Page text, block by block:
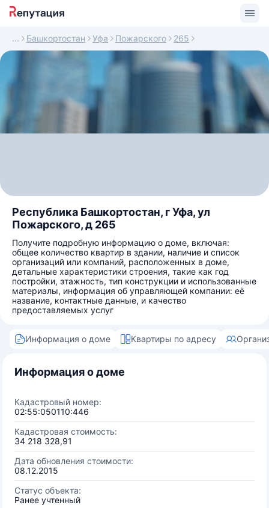
Башкортостан Уфа Пожарского 265
Республика Башкортостан, г Уфа, ул
Пожарского, д 265
Получите подробную информацию о доме, включая:
общее количество квартир в здании, наличие и список
организаций или компаний, расположенных в доме,
детальные характеристики строения, такие как год
постройки, этажность, тип конструкции и использованные
материалы, информация об управляющей компании: её
название, контактные данные, и качество
предоставляемых услуг
Информация о доме Квартиры по адресу
Информация о доме
Кадастровый номер:
02:55:050110:446
Кадастровая стоимость:
34 218 328,91
Дата обновления стоимости:
08.12.2015
Статус объекта:
Ранее учтенный